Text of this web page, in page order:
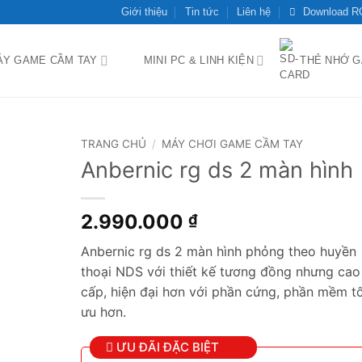
Giới thiệu Tin tức Liên hệ Download
GAME CẦM TAY MINI PC & LINH KIỆN THẺ NHỚ
TRANG CHỦ / MÁY CHƠI GAME CẦM TAY
Anbernic rg ds 2 màn hình
2.990.000 ₫
Anbernic rg ds 2 màn hình phỏng theo huyền
thoại NDS với thiết kế tương đồng nhưng cao
cấp, hiện đại hơn với phần cứng, phần mềm
ưu hơn.
ƯU ĐÃI ĐẶC BIỆT